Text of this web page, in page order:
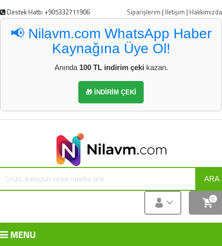
Destek Hattı: +905332711906 Siparişlerim | İletişim | Hakkımızda
📢 Nilavm.com WhatsApp Haber
Kaynağına Üye Ol!
Anında 100 TL indirim çeki kazan.
🎁 İNDİRİM ÇEKİ
ARA
0
MENU